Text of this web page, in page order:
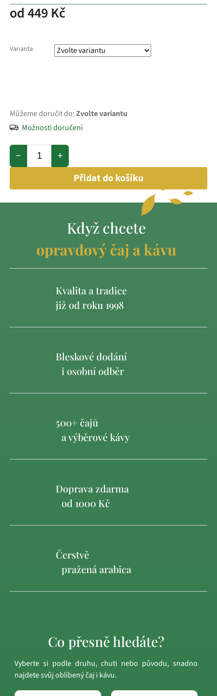
od 449 Kč
Varianta
Můžeme doručit do:Zvolte variantu
Možnosti doručení
+
−
Přidat do košíku
Když chcete
opravdový čaj a kávu
Kvalita a tradice
již od roku 1998
Bleskové dodání
i osobní odběr
500+ čajů
a výběrové kávy
Doprava zdarma
od 1000 Kč
Čerstvě
pražená arabica
Co přesně hledáte?
Vyberte si podle druhu, chuti nebo původu, snadno
najdete svůj oblíbený čaj i kávu.